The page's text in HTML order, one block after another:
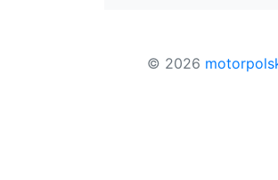
© 2026